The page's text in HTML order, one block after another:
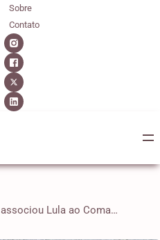
Sobre
Contato
CNJ pune desembargador que associou Lula ao Comando Vermelho